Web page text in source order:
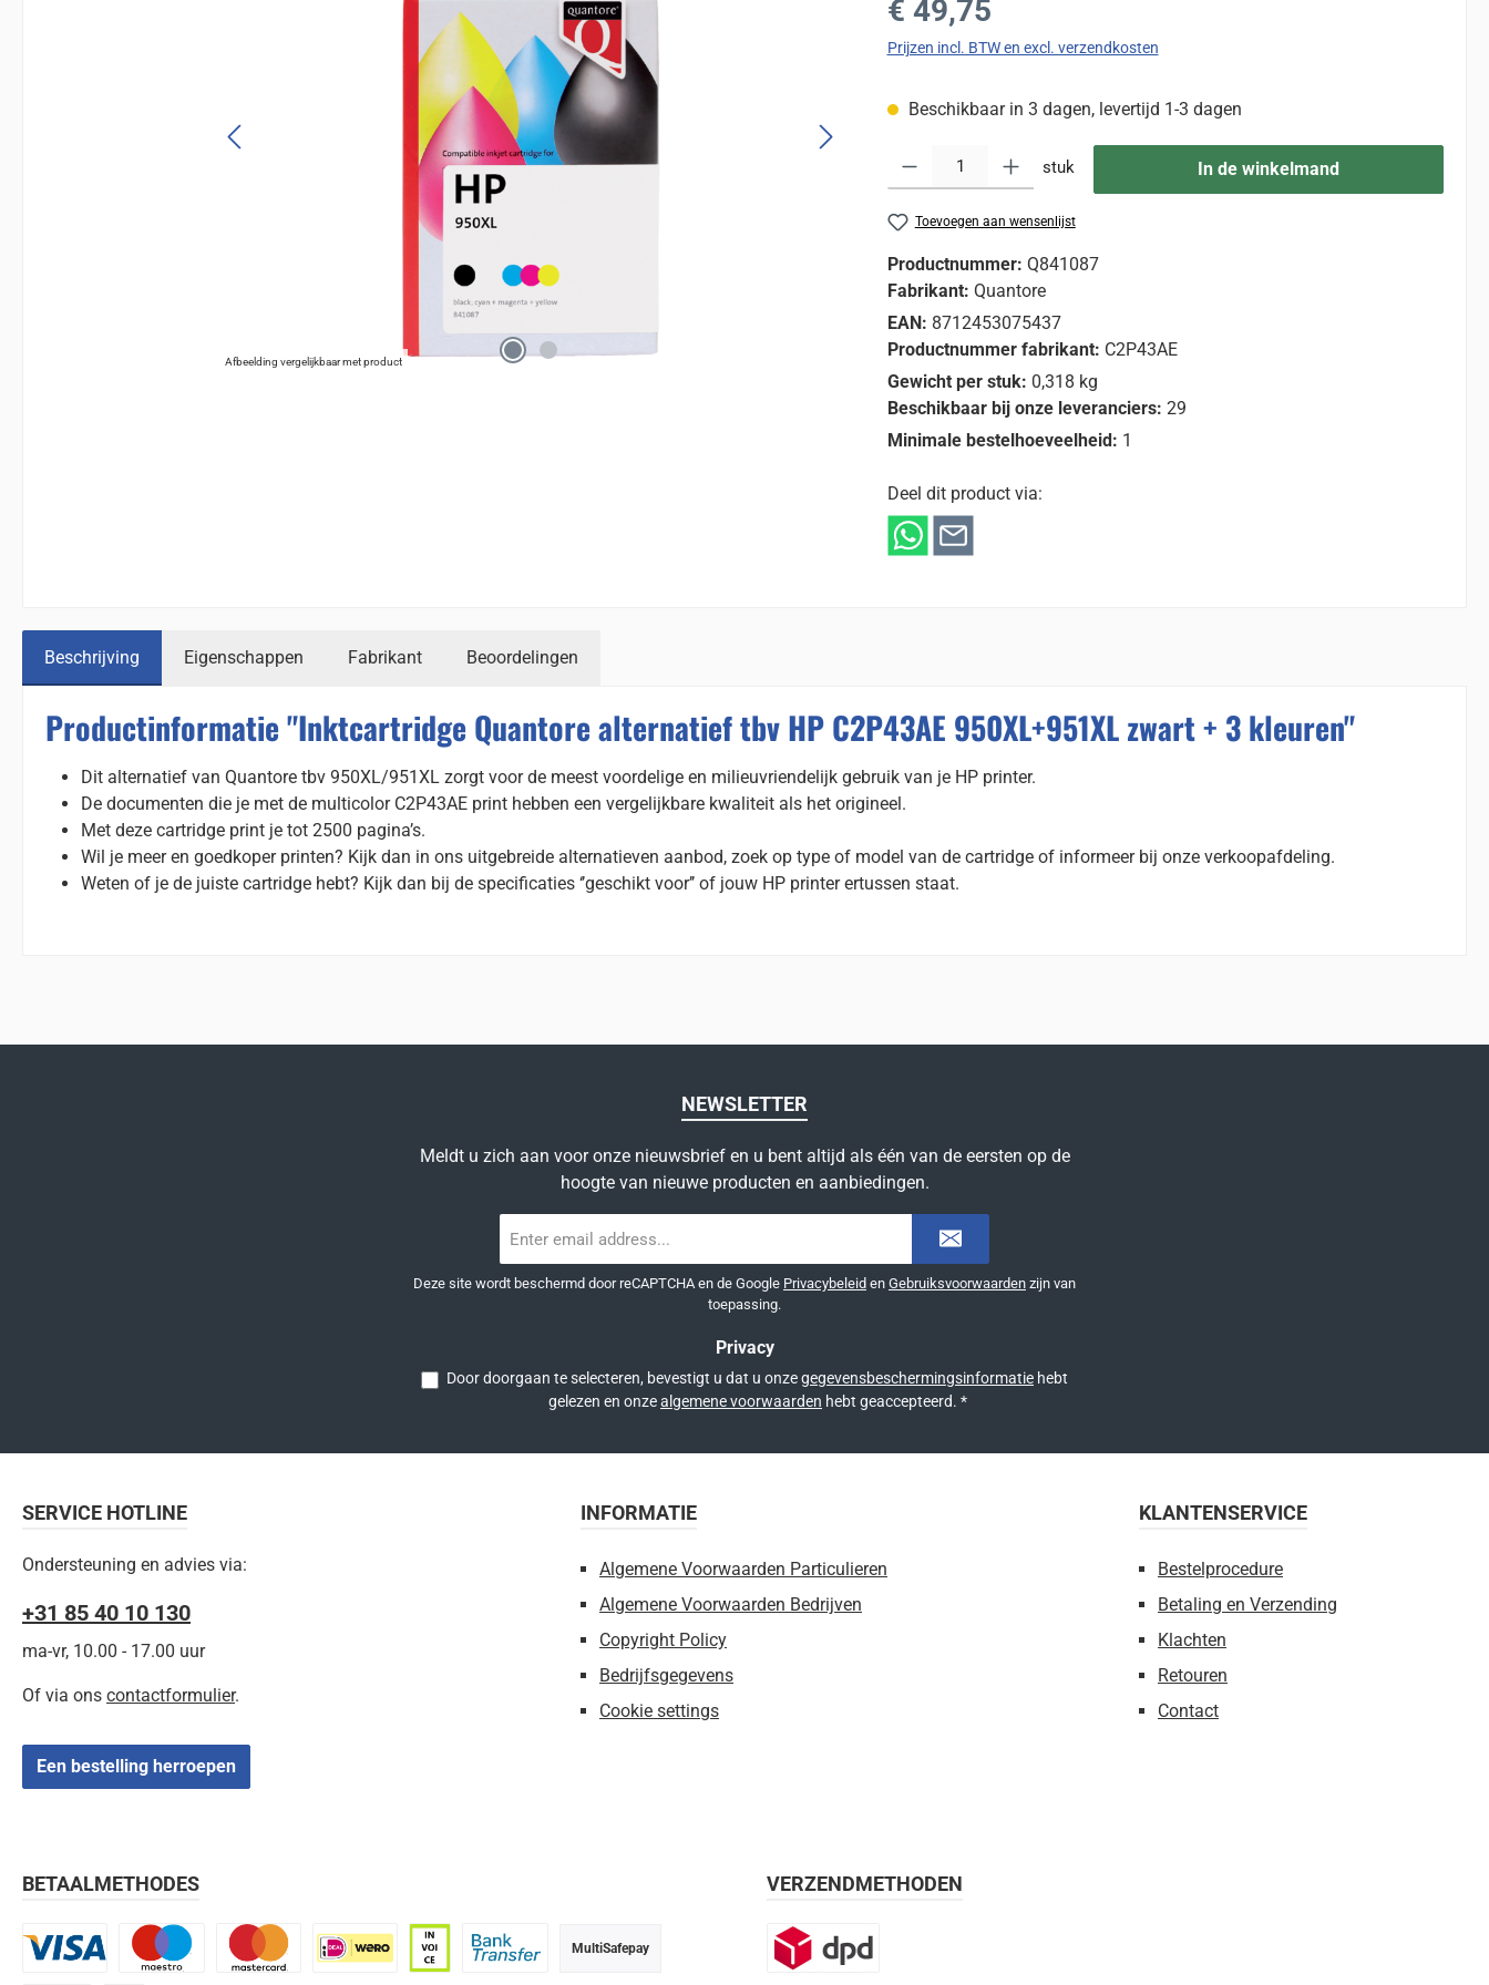
Afbeelding vergelijkbaar met product
€ 49,75
Prijzen incl. BTW en excl. verzendkosten
Beschikbaar in 3 dagen, levertijd 1-3 dagen
Producthoeveelheid: Voer de gewenste hoeveelheid in of gebruik de knoppen om de
stuk In de winkelmand
Toevoegen aan wensenlijst
Productnummer: Q841087
Fabrikant: Quantore
EAN: 8712453075437
Productnummer fabrikant: C2P43AE
Gewicht per stuk: 0,318 kg
Beschikbaar bij onze leveranciers: 29
Minimale bestelhoeveelheid: 1
Deel dit product via:
Beschrijving Eigenschappen Fabrikant Beoordelingen
Productinformatie "Inktcartridge Quantore alternatief tbv HP C2P43AE 950XL+951XL zwart + 3 kleuren"
Dit alternatief van Quantore tbv 950XL/951XL zorgt voor de meest voordelige en milieuvriendelijk gebruik van je HP printer.
De documenten die je met de multicolor C2P43AE print hebben een vergelijkbare kwaliteit als het origineel.
Met deze cartridge print je tot 2500 pagina’s.
Wil je meer en goedkoper printen? Kijk dan in ons uitgebreide alternatieven aanbod, zoek op type of model van de cartridge of informeer bij onze verkoopafdeling.
Weten of je de juiste cartridge hebt? Kijk dan bij de specificaties ‘’geschikt voor’’ of jouw HP printer ertussen staat.
NEWSLETTER
Meldt u zich aan voor onze nieuwsbrief en u bent altijd als één van de eersten op de
hoogte van nieuwe producten en aanbiedingen.
mailadres
Deze site wordt beschermd door reCAPTCHA en de Google Privacybeleid en Gebruiksvoorwaarden zijn van
toepassing.
Privacy
Door doorgaan te selecteren, bevestigt u dat u onzegegevensbeschermingsinformatie hebt
gelezen en onzealgemene voorwaarden hebt geaccepteerd. *
SERVICE HOTLINE
Ondersteuning en advies via:
+31 85 40 10 130
ma-vr, 10.00 - 17.00 uur
Of via ons contactformulier.
Een bestelling herroepen
INFORMATIE
Algemene Voorwaarden Particulieren
Algemene Voorwaarden Bedrijven
Copyright Policy
Bedrijfsgegevens
Cookie settings
KLANTENSERVICE
Bestelprocedure
Betaling en Verzending
Klachten
Retouren
Contact
BETAALMETHODES
MultiSafepay
VERZENDMETHODEN